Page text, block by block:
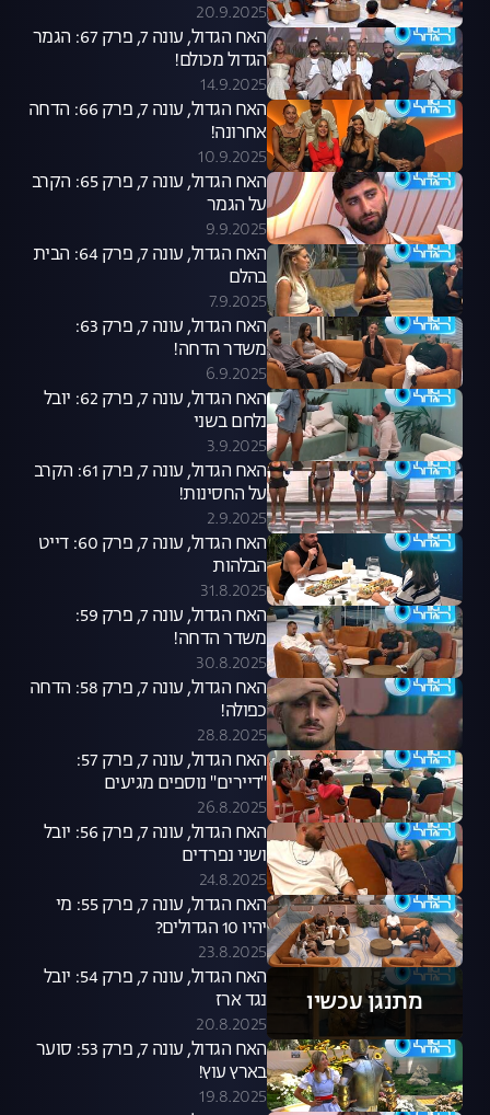
20.9.2025
האח הגדול, עונה 7, פרק 67: הגמר
הגדול מכולם!
14.9.2025
האח הגדול, עונה 7, פרק 66: הדחה
אחרונה!
10.9.2025
האח הגדול, עונה 7, פרק 65: הקרב
על הגמר
9.9.2025
האח הגדול, עונה 7, פרק 64: הבית
בהלם
7.9.2025
האח הגדול, עונה 7, פרק 63:
משדר הדחה!
6.9.2025
האח הגדול, עונה 7, פרק 62: יובל
נלחם בשני
3.9.2025
האח הגדול, עונה 7, פרק 61: הקרב
על החסינות!
2.9.2025
האח הגדול, עונה 7, פרק 60: דייט
הבלהות
31.8.2025
האח הגדול, עונה 7, פרק 59:
משדר הדחה!
30.8.2025
האח הגדול, עונה 7, פרק 58: הדחה
כפולה!
28.8.2025
האח הגדול, עונה 7, פרק 57:
"דיירים" נוספים מגיעים
26.8.2025
האח הגדול, עונה 7, פרק 56: יובל
ושני נפרדים
24.8.2025
האח הגדול, עונה 7, פרק 55: מי
יהיו 10 הגדולים?
23.8.2025
מתנגן עכשיו
האח הגדול, עונה 7, פרק 54: יובל
נגד ארז
20.8.2025
האח הגדול, עונה 7, פרק 53: סוער
בארץ עוץ!
19.8.2025